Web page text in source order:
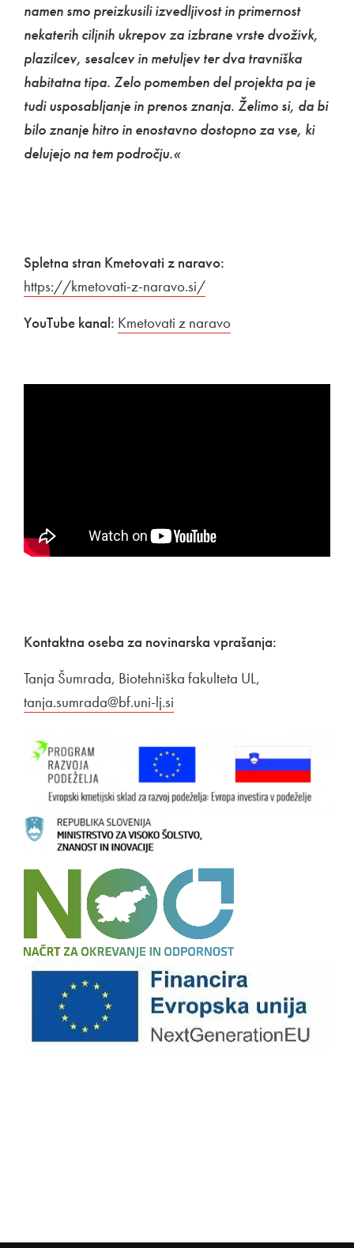
namen smo preizkusili izvedljivost in primernost
nekaterih ciljnih ukrepov za izbrane vrste dvoživk,
plazilcev, sesalcev in metuljev ter dva travniška
habitatna tipa. Zelo pomemben del projekta pa je
tudi usposabljanje in prenos znanja. Želimo si, da bi
bilo znanje hitro in enostavno dostopno za vse, ki
delujejo na tem področju.«
Spletna stran Kmetovati z naravo:
https://kmetovati-z-naravo.si/
YouTube kanal: Kmetovati z naravo
Kontaktna oseba za novinarska vprašanja:
Tanja Šumrada, Biotehniška fakulteta UL,
tanja.sumrada@bf.uni-lj.si